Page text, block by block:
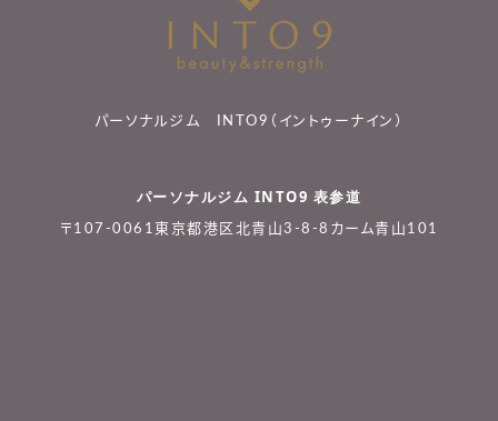
パーソナルジム INTO9（イントゥーナイン）
パーソナルジム INTO9 表参道
〒107-0061東京都港区北青山3-8-8カーム青山101